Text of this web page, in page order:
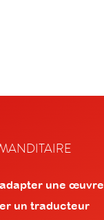
une œuvre
un traducteur